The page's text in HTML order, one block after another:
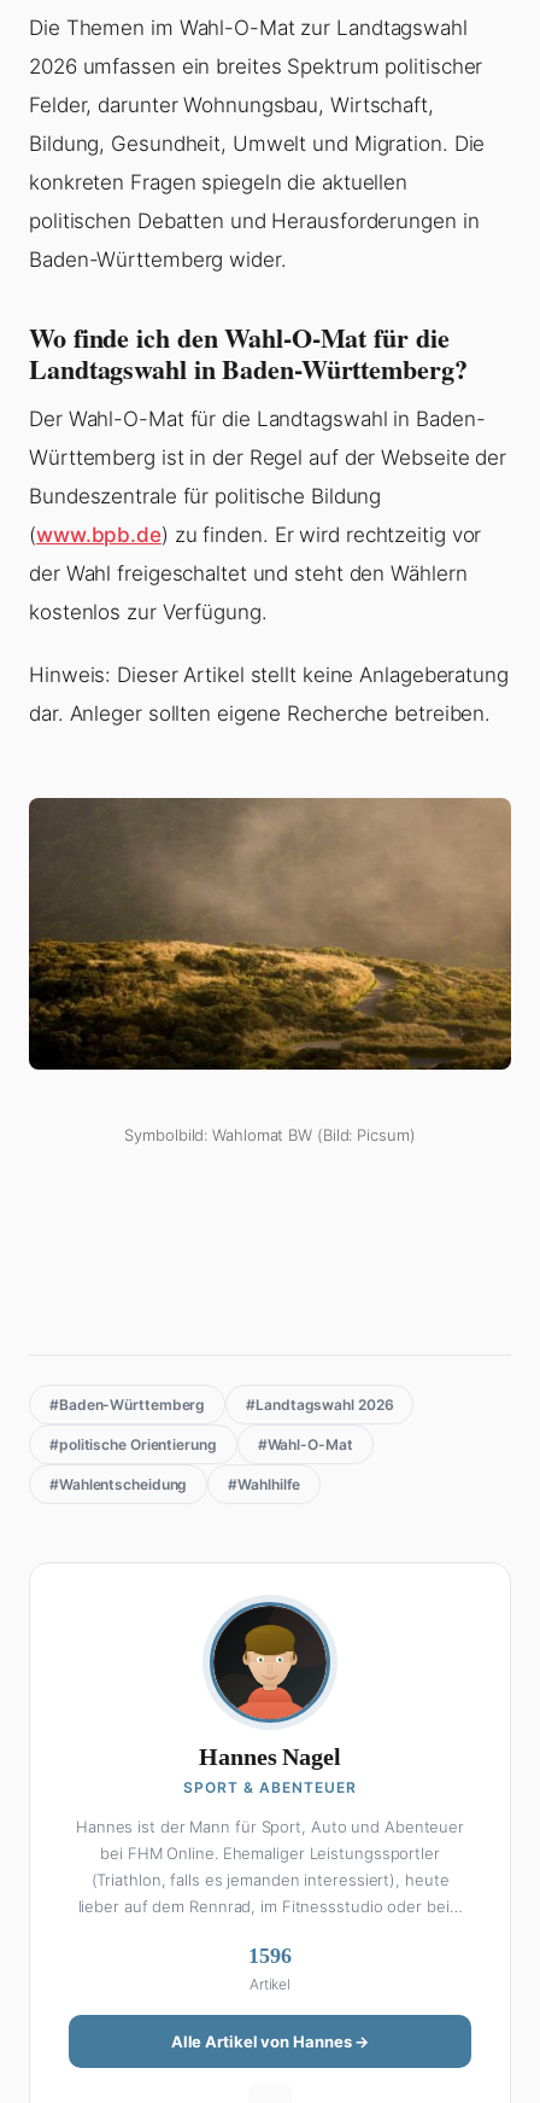
Die Themen im Wahl-O-Mat zur Landtagswahl
2026 umfassen ein breites Spektrum politischer
Felder, darunter Wohnungsbau, Wirtschaft,
Bildung, Gesundheit, Umwelt und Migration. Die
konkreten Fragen spiegeln die aktuellen
politischen Debatten und Herausforderungen in
Baden-Württemberg wider.
Wo finde ich den Wahl-O-Mat für die
Landtagswahl in Baden-Württemberg?
Der Wahl-O-Mat für die Landtagswahl in Baden-
Württemberg ist in der Regel auf der Webseite der
Bundeszentrale für politische Bildung
(www.bpb.de) zu finden. Er wird rechtzeitig vor
der Wahl freigeschaltet und steht den Wählern
kostenlos zur Verfügung.
Hinweis: Dieser Artikel stellt keine Anlageberatung
dar. Anleger sollten eigene Recherche betreiben.
Symbolbild: Wahlomat BW (Bild: Picsum)
#Baden-Württemberg #Landtagswahl 2026
#politische Orientierung #Wahl-O-Mat
#Wahlentscheidung #Wahlhilfe
Hannes Nagel
SPORT & ABENTEUER
Hannes ist der Mann für Sport, Auto und Abenteuer
bei FHM Online. Ehemaliger Leistungssportler
(Triathlon, falls es jemanden interessiert), heute
lieber auf dem Rennrad, im Fitnessstudio oder beim
enzyklopädisch: Egal ob Bundesliga-Analyse, Formel 1,
UFC oder Olympia – Hannes liefert fundierte
Einschätzungen mit der Leidenschaft eines echten
Fans. Aber Sport ist nur die halbe Miete: Hannes ist
auch unser Auto-Experte. Vom Elektro-SUV bis zum
1596
Artikel
Alle Artikel von Hannes →